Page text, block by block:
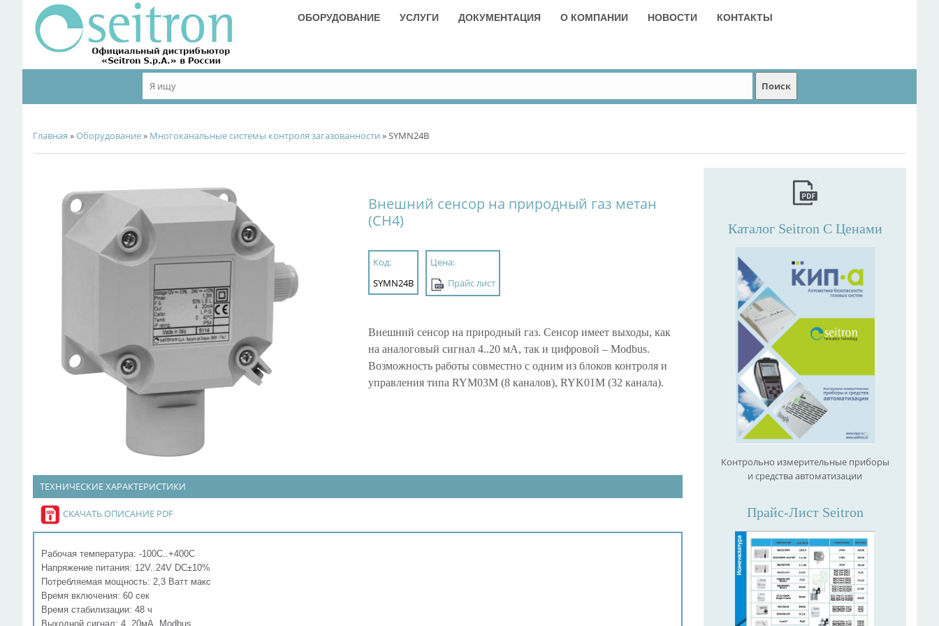
ОБОРУДОВАНИЕ УСЛУГИ ДОКУМЕНТАЦИЯ О КОМПАНИИ НОВОСТИ КОНТАКТЫ
Главная »Оборудование» Многоканальные системы контроля загазованности » SYMN24B
Внешний сенсор на природный газ метан
(CH4)
Код:
SYMN24B
Цена:
Прайс лист
Внешний сенсор на природный газ. Сенсор имеет выходы, как
на аналоговый сигнал 4..20 мА, так и цифровой – Modbus.
Возможность работы совместно с одним из блоков контроля и
управления типа RYM03M (8 каналов), RYK01M (32 канала).
ТЕХНИЧЕСКИЕ ХАРАКТЕРИСТИКИ
СКАЧАТЬ ОПИСАНИЕ PDF
Рабочая температура: -100С..+400С
Напряжение питания: 12V..24V DC±10%
Потребляемая мощность: 2,3 Ватт макс
Время включения: 60 сек
Время стабилизации: 48 ч
Выходной сигнал: 4..20мА, Modbus
Каталог Seitron С Ценами
Контрольно измерительные приборы
и средства автоматизации
Прайс-Лист Seitron